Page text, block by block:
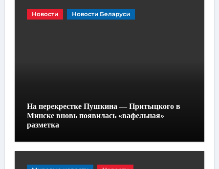
Новости Новости Беларуси
На перекрестке Пушкина — Притыцкого в
Минске вновь появилась «вафельная»
разметка